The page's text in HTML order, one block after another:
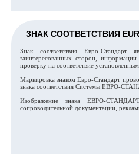
ЗНАК СООТВЕТСТВИЯ
Знак соответствия Евро-Стандарт
заинтересованных сторон,
проверку на соответствие
Маркировка знаком Евро-Стандарт
знака соответствия Системы ЕВРО-
Изображение знака ЕВРО-
сопроводительной документации,